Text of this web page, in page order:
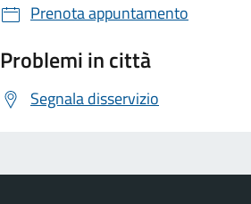
Prenota appuntamento
Problemi in città
Segnala disservizio